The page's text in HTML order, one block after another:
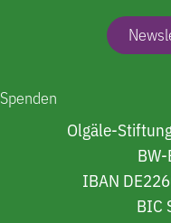
Spenden
Olgäle-
IBAN
BIC